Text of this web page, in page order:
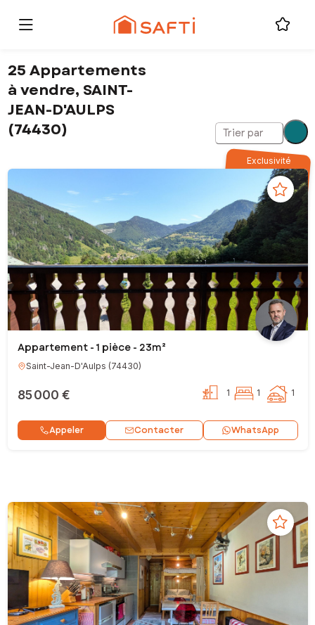
25 Appartements
à vendre, SAINT-
JEAN-D'AULPS
(74430)
Trier par
Exclusivité
Appartement - 1 pièce - 23m²
Saint-Jean-D'Aulps (74430)
85 000 € 1 1 1
Appeler Contacter WhatsApp